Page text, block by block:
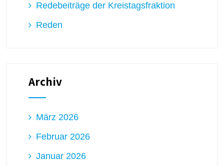
Redebeiträge der Kreistagsfraktion
Reden
Archiv
März 2026
Februar 2026
Januar 2026